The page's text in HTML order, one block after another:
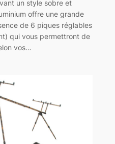
un style sobre et
offre une grande
de 6 piques réglables
qui vous permettront de
vos…